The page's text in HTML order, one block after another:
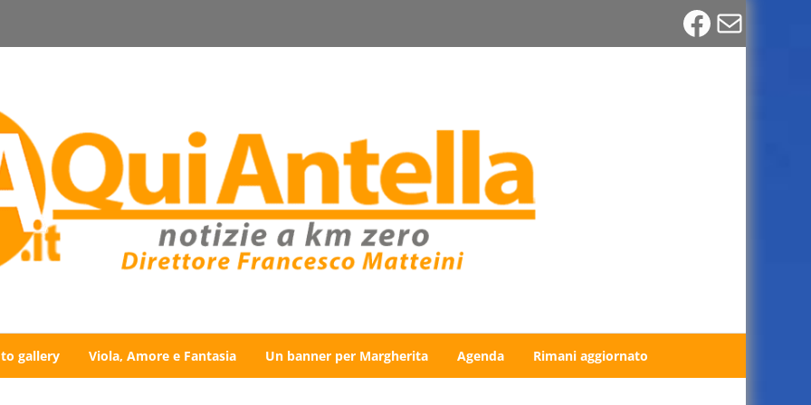
Email
gallery Viola, Amore e Fantasia Un banner per Margherita Agenda Rimani aggiornato